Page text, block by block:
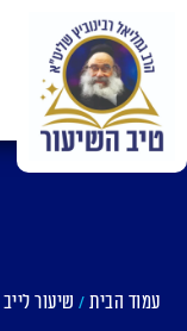
עמוד הבית/ שיעור לייב